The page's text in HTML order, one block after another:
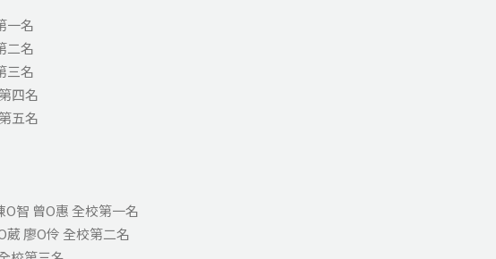
一名
二名
三名
四名
五名
O智 曾O惠 全校第一名
葳 廖O伶 全校第二名